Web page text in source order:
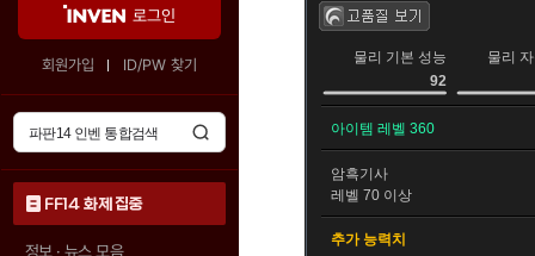
로그인
회원가입 ID/PW 찾기
FF14 화제 집중
정보 · 뉴스 모음
물리
물리 기본 성능
92
아이템 레벨 360
암흑기사
레벨 70 이상
추가 능력치